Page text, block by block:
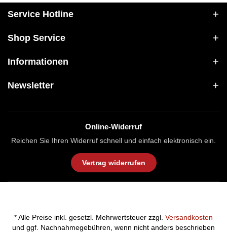
Service Hotline
Shop Service
Informationen
Newsletter
Online-Widerruf
Reichen Sie Ihren Widerruf schnell und einfach elektronisch ein.
Vertrag widerrufen
* Alle Preise inkl. gesetzl. Mehrwertsteuer zzgl. Versandkosten
und ggf. Nachnahmegebühren, wenn nicht anders beschrieben